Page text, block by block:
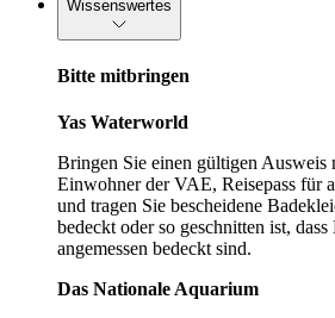
Wissenswertes
Bitte mitbringen
Yas Waterworld
Bringen Sie einen gültigen
Einwohner der VAE, Reisepass für
und tragen Sie bescheidene
bedeckt oder so geschnitten ist,
angemessen bedeckt sind.
Das Nationale Aquarium